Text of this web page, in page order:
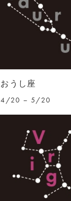
おうし座
4/20 – 5/20